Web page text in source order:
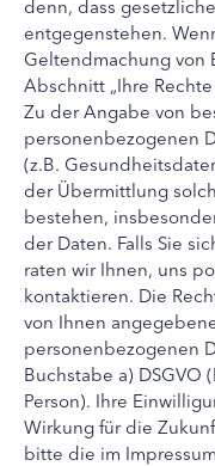
denn, dass
entgegenstehen.
Geltendmachung von
Abschnitt „Ihre
Zu der Angabe von
personenbezogenen
(z.B.
der Übermittlung
bestehen,
der Daten. Falls Sie
raten wir Ihnen, uns
kontaktieren. Die
von Ihnen
personenbezogenen
Buchstabe a)
Person). Ihre
Wirkung für die
bitte die im